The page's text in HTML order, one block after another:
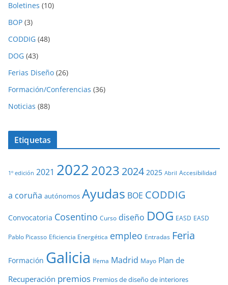
Boletines (10)
BOP (3)
CODDIG (48)
DOG (43)
Ferias Diseño (26)
Formación/Conferencias (36)
Noticias (88)
Etiquetas
1º edición 2021 20222023 2024 2025 Abril Accesibilidad
a coruña autónomos Ayudas BOE CODDIG
Convocatoria Cosentino Curso diseño DOG EASD EASD
Pablo Picasso Eficiencia Energética empleo Entradas Feria
Formación Galicia Ifema Madrid Mayo Plan de
Recuperación premios Premios de diseño de interiores